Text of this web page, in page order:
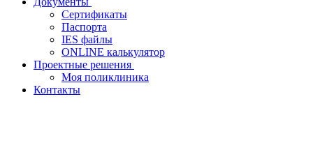
Сертификаты
Паспорта
IES файлы
ONLINE калькулятор
Проектные решения
Моя поликлиника
Контакты